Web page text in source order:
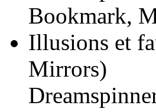
Bookmark,
Illusions et
Mirrors)